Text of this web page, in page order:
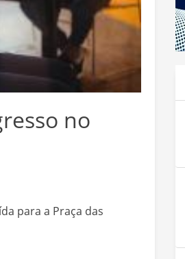
no
para a Praça das